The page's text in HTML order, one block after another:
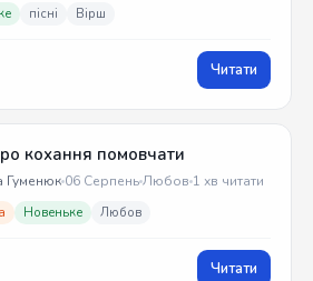
пісні Вірш
Читати
кохання помовчати
Гуменюк 06 СерпеньЛюбов 1 хв читати
Новеньке Любов
Читати